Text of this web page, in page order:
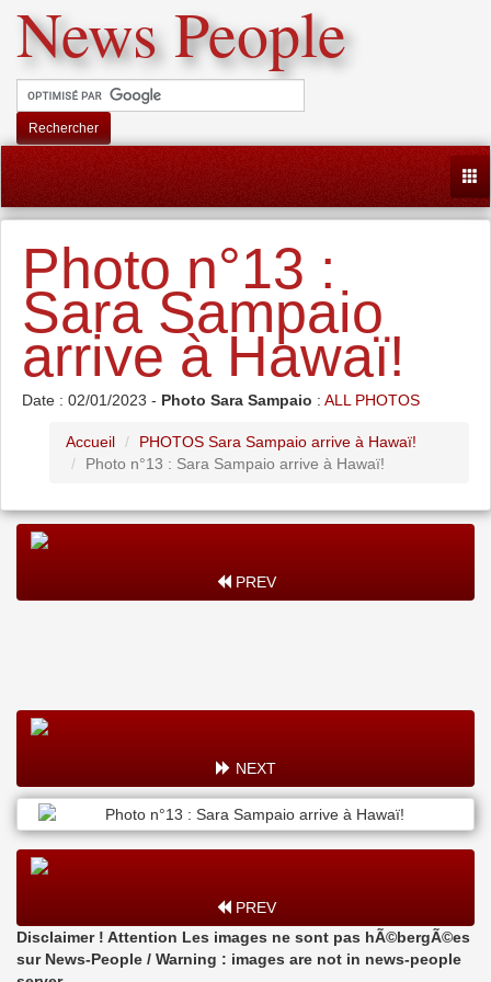
News People
Rechercher
Photo n°13 :
Sara Sampaio
arrive à Hawaï!
Date : 02/01/2023 - Photo Sara Sampaio : ALL PHOTOS
Accueil
PHOTOS Sara Sampaio arrive à Hawaï!
Photo n°13 : Sara Sampaio arrive à Hawaï!
PREV
NEXT
PREV
Disclaimer ! Attention Les images ne sont pas hÃ©bergÃ©es
sur News-People / Warning : images are not in news-people